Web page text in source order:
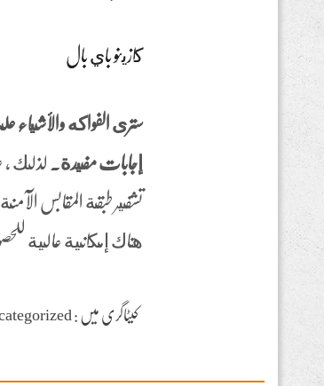
كازينو باي بال
سترى الفواكه والأشياء
إجابات مفيدة. لذلك ،
تشفير طبقة المقابس
هناك إمكانية عالية
کیٹاگری میں : Uncategorized